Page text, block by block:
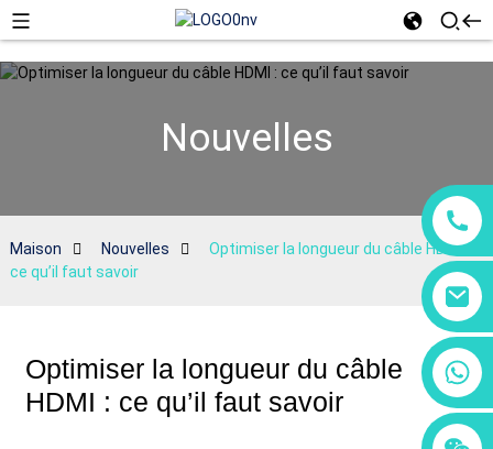
+86 18760065206
Nouvelles
Maison Nouvelles
Optimiser la longueur du câble HDMI :
ce qu’il faut savoir
Optimiser la longueur du câble
HDMI : ce qu’il faut savoir